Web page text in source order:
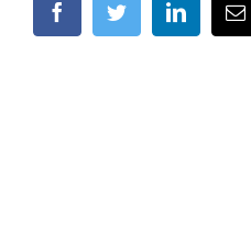
facebooktwitter linkedin